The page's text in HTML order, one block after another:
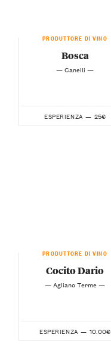
PRODUTTORE DI VINO
Bosca
— Canelli —
ESPERIENZA — 25€
PRODUTTORE DI VINO
Cocito Dario
— Agliano Terme —
ESPERIENZA — 10.00€